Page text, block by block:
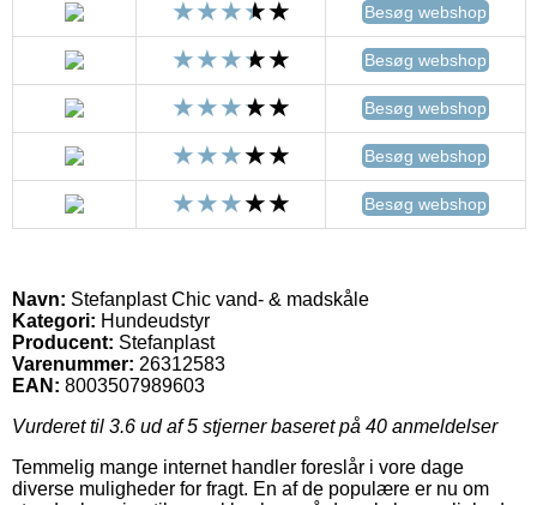
Besøg webshop
Besøg webshop
Besøg webshop
Besøg webshop
Besøg webshop
Navn: Stefanplast Chic vand- & madskåle
Kategori: Hundeudstyr
Producent: Stefanplast
Varenummer: 26312583
EAN: 8003507989603
Vurderet til 3.6 ud af 5 stjerner baseret på 40 anmeldelser
Temmelig mange internet handler foreslår i vore dage
diverse muligheder for fragt. En af de populære er nu om